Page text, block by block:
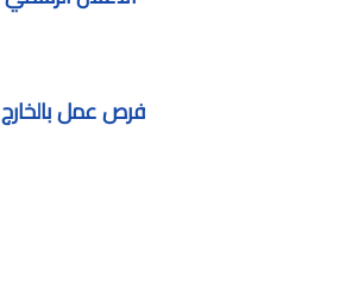
فرص عمل بالخارج